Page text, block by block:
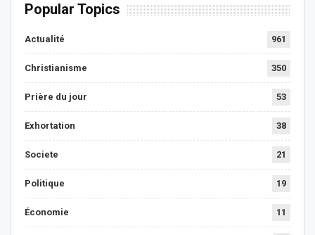
Popular Topics
Actualité 961
Christianisme 350
Prière du jour 53
Exhortation 38
Societe 21
Politique 19
Économie 11